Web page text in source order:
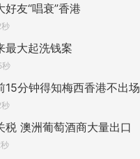
友“唱衰”香港
最大起洗钱案
秒
15分钟得知梅西香港不出场
税 澳洲葡萄酒商大量出口